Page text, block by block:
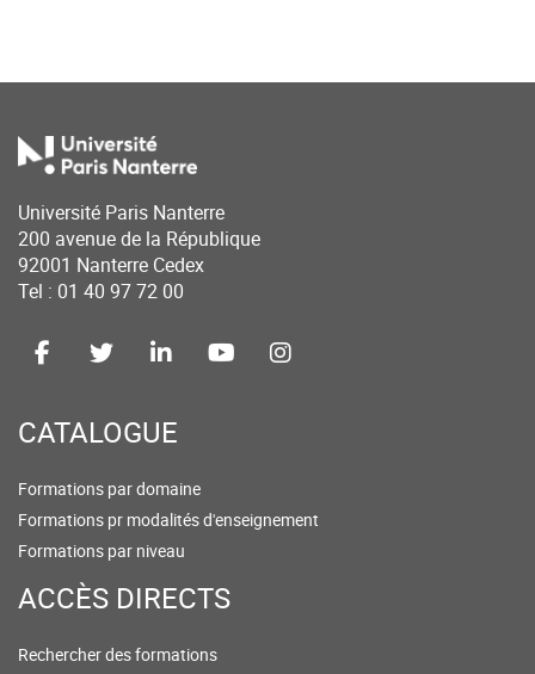
Université Paris Nanterre
200 avenue de la République
92001 Nanterre Cedex
Tel : 01 40 97 72 00
CATALOGUE
Formations par domaine
Formations pr modalités d'enseignement
Formations par niveau
ACCÈS DIRECTS
Rechercher des formations